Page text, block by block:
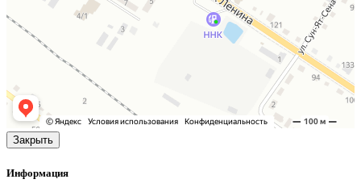
Закрыть
Информация